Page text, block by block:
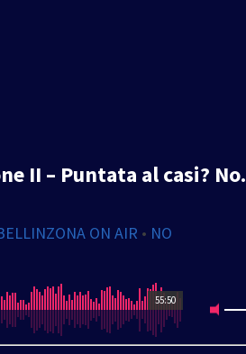
II – Puntata al casi? No.
ON AIR • NO
55:50